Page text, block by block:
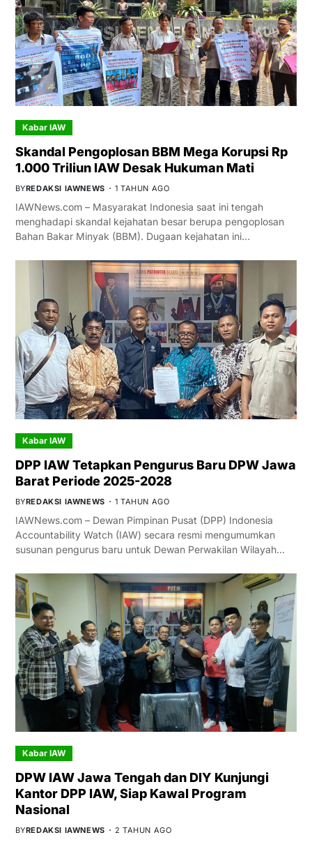
Kabar IAW
Skandal Pengoplosan BBM Mega Korupsi Rp
1.000 Triliun IAW Desak Hukuman Mati
BYREDAKSI IAWNEWS 1 TAHUN AGO
IAWNews.com – Masyarakat Indonesia saat ini tengah
menghadapi skandal kejahatan besar berupa pengoplosan
Bahan Bakar Minyak (BBM). Dugaan kejahatan ini…
Kabar IAW
DPP IAW Tetapkan Pengurus Baru DPW Jawa
Barat Periode 2025-2028
BYREDAKSI IAWNEWS 1 TAHUN AGO
IAWNews.com – Dewan Pimpinan Pusat (DPP) Indonesia
Accountability Watch (IAW) secara resmi mengumumkan
susunan pengurus baru untuk Dewan Perwakilan Wilayah…
Kabar IAW
DPW IAW Jawa Tengah dan DIY Kunjungi
Kantor DPP IAW, Siap Kawal Program
Nasional
BYREDAKSI IAWNEWS 2 TAHUN AGO